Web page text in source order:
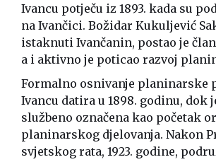
Ivancu potječu iz 1893. kada su
na Ivančici. Božidar Kukuljević
istaknuti Ivančanin, postao je
a i aktivno je poticao razvoj
Formalno osnivanje planinarske
Ivancu datira u 1898. godinu, dok
službeno označena kao početak
planinarskog djelovanja. Nakon
svjetskog rata, 1923. godine,